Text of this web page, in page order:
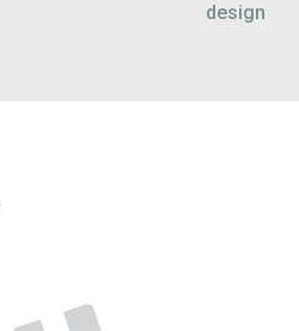
design